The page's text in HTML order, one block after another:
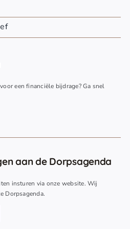
een financiële bijdrage? Ga snel
aan de Dorpsagenda
insturen via onze website. Wij
Dorpsagenda.